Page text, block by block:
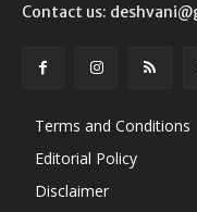
Contact us:
Terms and Conditions
Editorial Policy
Disclaimer